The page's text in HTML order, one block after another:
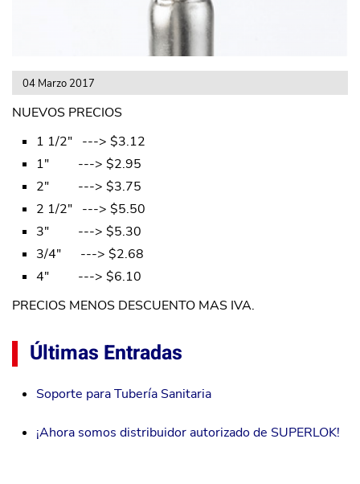
04 Marzo 2017
NUEVOS PRECIOS
1 1/2" ---> $3.12
1" ---> $2.95
2" ---> $3.75
2 1/2" ---> $5.50
3" ---> $5.30
3/4" ---> $2.68
4" ---> $6.10
PRECIOS MENOS DESCUENTO MAS IVA.
Últimas Entradas
Soporte para Tubería Sanitaria
¡Ahora somos distribuidor autorizado de SUPERLOK!